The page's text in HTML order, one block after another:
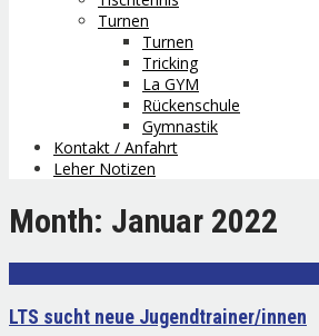
Turnen
Turnen
Tricking
La GYM
Rückenschule
Gymnastik
Kontakt / Anfahrt
Leher Notizen
Month: Januar 2022
LTS sucht neue Jugendtrainer/innen